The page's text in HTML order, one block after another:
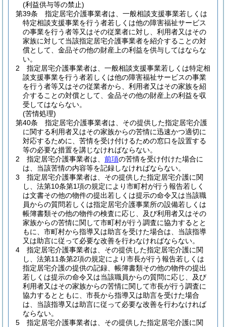
(利益供与等の禁止)
第39条
指定居宅介護事業者は、一般相談支援事業若しくは
特定相談支援事業を行う者若しくは他の障害福祉サービス
の事業を行う者等又はその従業者に対し、利用者又はその
家族に対して当該指定居宅介護事業者を紹介することの対
償として、金品その他の財産上の利益を供与してはならな
い。
2
指定居宅介護事業者は、一般相談支援事業若しくは特定相
談支援事業を行う者若しくは他の障害福祉サービスの事業
を行う者等又はその従業者から、利用者又はその家族を紹
介することの対償として、金品その他の財産上の利益を収
受してはならない。
(苦情処理)
第40条
指定居宅介護事業者は、その提供した指定居宅介護
に関する利用者又はその家族からの苦情に迅速かつ適切に
対応するために、苦情を受け付けるための窓口を設置する
等の必要な措置を講じなければならない。
2
指定居宅介護事業者は、 前項の苦情を受け付けた場合に
は、当該苦情の内容等を記録しなければならない。
3
指定居宅介護事業者は、その提供した指定居宅介護に関
し、法第10条第1項の規定により市町村が行う報告若しく
は文書その他の物件の提出若しくは提示の命令又は当該職
員からの質問若しくは指定居宅介護事業所の設備若しくは
帳簿書類その他の物件の検査に応じ、及び利用者又はその
家族からの苦情に関して市町村が行う調査に協力するとと
もに、市町村から指導又は助言を受けた場合は、当該指導
又は助言に従って必要な改善を行わなければならない。
4
指定居宅介護事業者は、その提供した指定居宅介護に関
し、法第11条第2項の規定により市長が行う報告若しくは
指定居宅介護の提供の記録、帳簿書類その他の物件の提出
若しくは提示の命令又は当該職員からの質問に応じ、及び
利用者又はその家族からの苦情に関して市長が行う調査に
協力するとともに、市長から指導又は助言を受けた場合
は、当該指導又は助言に従って必要な改善を行わなければ
ならない。
5
指定居宅介護事業者は、その提供した指定居宅介護に関